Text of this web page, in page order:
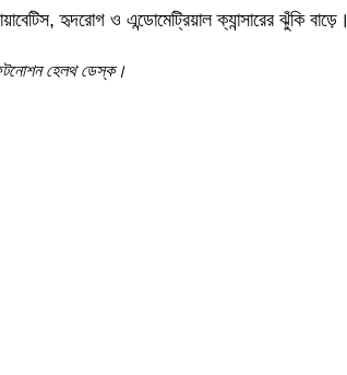
হৃদরোগ ও এন্ডোমেট্রিয়াল ক্যান্সারের ঝুঁকি বাড়ে।
হেলথ ডেস্ক।